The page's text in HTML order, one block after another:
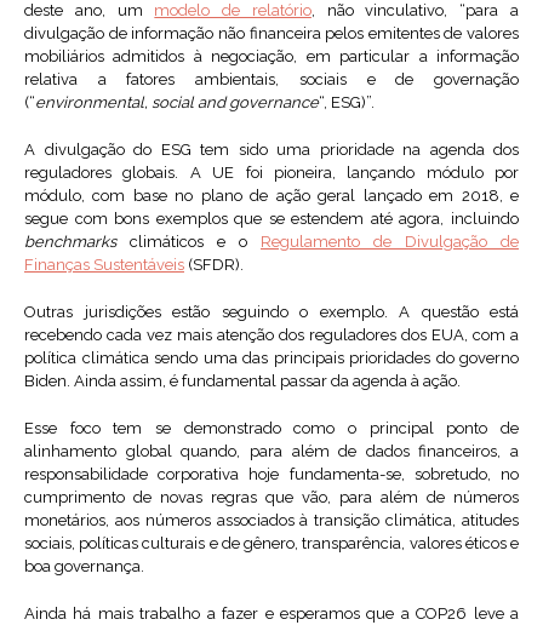
deste ano, um modelo de relatório, não vinculativo, “para a
divulgação de informação não financeira pelos emitentes de valores
mobiliários admitidos à negociação, em particular a informação
relativa a fatores ambientais, sociais e de governação
(“environmental, social and governance“, ESG)”.
A divulgação do ESG tem sido uma prioridade na agenda dos
reguladores globais. A UE foi pioneira, lançando módulo por
módulo, com base no plano de ação geral lançado em 2018, e
segue com bons exemplos que se estendem até agora, incluindo
benchmarksclimáticos e o Regulamento de Divulgação de
Finanças Sustentáveis ​​(SFDR).
Outras jurisdições estão seguindo o exemplo. A questão está
recebendo cada vez mais atenção dos reguladores dos EUA, com a
política climática sendo uma das principais prioridades do governo
Biden. Ainda assim, é fundamental passar da agenda à ação.
Esse foco tem se demonstrado como o principal ponto de
alinhamento global quando, para além de dados financeiros, a
responsabilidade corporativa hoje fundamenta-se, sobretudo, no
cumprimento de novas regras que vão, para além de números
monetários, aos números associados à transição climática, atitudes
sociais, políticas culturais e de gênero, transparência, valores éticos e
boa governança.
Ainda há mais trabalho a fazer e esperamos que a COP26 leve a